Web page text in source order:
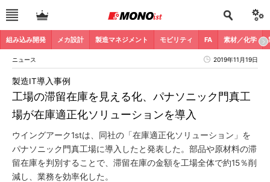
組み込み開発 メカ設計 製造マネジメント モビリティ FA 素材／化学
ニュース 2019年11月19日
工場の滞留在庫を見える化、パナソニック門真工
場が在庫適正化ソリューションを導入
製造IT導入事例
ウイングアーク1stは、同社の「在庫適正化ソリューション」を
パナソニック門真工場に導入したと発表した。部品や原材料の滞
留在庫を判別することで、滞留在庫の金額を工場全体で約15％削
減し、業務を効率化した。